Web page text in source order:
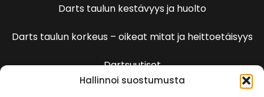
Hallinnoi suostumusta
Darts taulun kestävyys ja huolto
Darts taulun korkeus – oikeat mitat ja heittoetäisyys
Dartsuutiset